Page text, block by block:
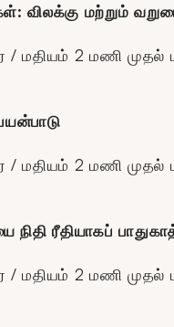
விலக்கு மற்றும்
/ மதியம் 2 மணி
/ மதியம் 2 மணி
ரீதியாகப்
/ மதியம் 2 மணி